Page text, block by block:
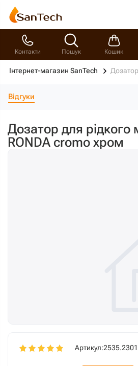
Контакти Пошук Кошик
Інтернет-магазин SanTech
Відгуки
Дозатор для рідкого
RONDA cromo хром
Артикул: